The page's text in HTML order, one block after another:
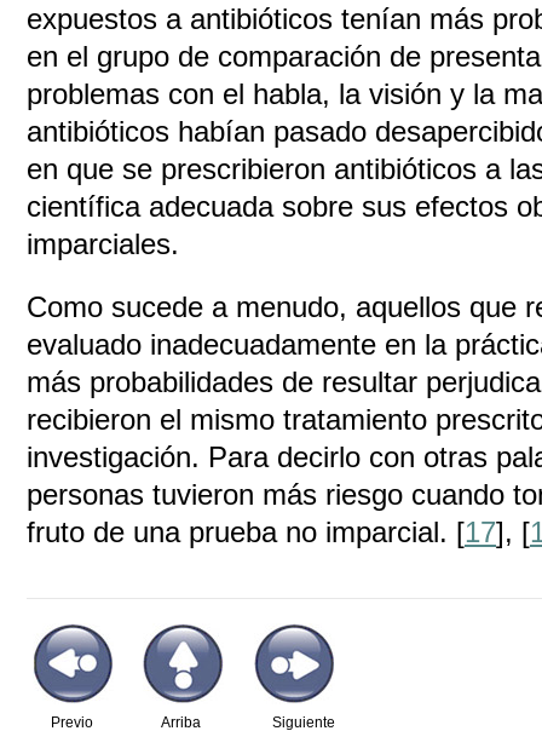
expuestos a antibióticos tenían más
en el grupo de comparación de
problemas con el habla, la visión y la
antibióticos habían pasado
en que se prescribieron antibióticos a
científica adecuada sobre sus efectos
imparciales.
Como sucede a menudo, aquellos que
evaluado inadecuadamente en la
más probabilidades de resultar
recibieron el mismo tratamiento
investigación. Para decirlo con otras
personas tuvieron más riesgo cuando
fruto de una prueba no imparcial. [17], [
Arriba
Previo Siguiente